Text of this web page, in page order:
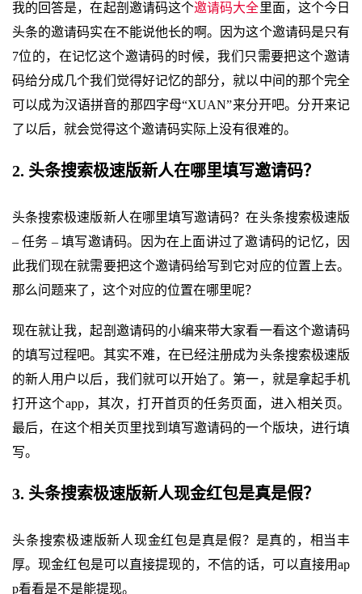
我的回答是，在起剖邀请码这个邀请码大全里面，这个今日
头条的邀请码实在不能说他长的啊。因为这个邀请码是只有
7位的，在记忆这个邀请码的时候，我们只需要把这个邀请
码给分成几个我们觉得好记忆的部分，就以中间的那个完全
可以成为汉语拼音的那四字母“XUAN”来分开吧。分开来记
了以后，就会觉得这个邀请码实际上没有很难的。
2. 头条搜索极速版新人在哪里填写邀请码？
头条搜索极速版新人在哪里填写邀请码？在头条搜索极速版
– 任务 – 填写邀请码。因为在上面讲过了邀请码的记忆，因
此我们现在就需要把这个邀请码给写到它对应的位置上去。
那么问题来了，这个对应的位置在哪里呢？
现在就让我，起剖邀请码的小编来带大家看一看这个邀请码
的填写过程吧。其实不难，在已经注册成为头条搜索极速版
的新人用户以后，我们就可以开始了。第一，就是拿起手机
打开这个app，其次，打开首页的任务页面，进入相关页。
最后，在这个相关页里找到填写邀请码的一个版块，进行填
写。
3. 头条搜索极速版新人现金红包是真是假？
头条搜索极速版新人现金红包是真是假？是真的，相当丰
厚。现金红包是可以直接提现的，不信的话，可以直接用ap
p看看是不是能提现。